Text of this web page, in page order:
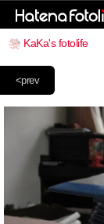
KaKa's fotolife
<prev